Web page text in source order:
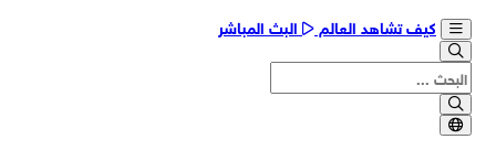
كيف تشاهد العالم البث المباشر